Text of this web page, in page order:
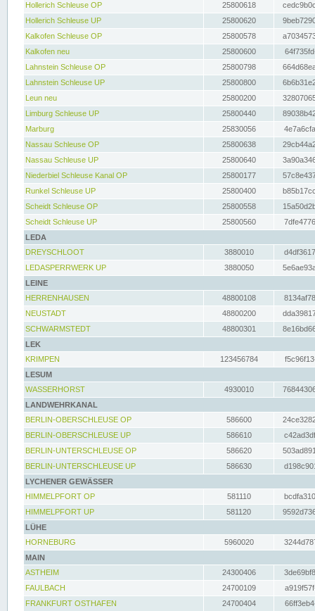
Hollerich Schleuse OP
25800618
Hollerich Schleuse UP
25800620
Kalkofen Schleuse OP
25800578
Kalkofen neu
25800600
Lahnstein Schleuse OP
25800798
Lahnstein Schleuse UP
25800800
Leun neu
25800200
Limburg Schleuse UP
25800440
Marburg
25830056
Nassau Schleuse OP
25800638
Nassau Schleuse UP
25800640
Niederbiel Schleuse Kanal OP
25800177
Runkel Schleuse UP
25800400
Scheidt Schleuse OP
25800558
Scheidt Schleuse UP
25800560
LEDA
DREYSCHLOOT
3880010
LEDASPERRWERK UP
3880050
LEINE
HERRENHAUSEN
48800108
NEUSTADT
48800200
SCHWARMSTEDT
48800301
LEK
KRIMPEN
123456784
LESUM
WASSERHORST
4930010
LANDWEHRKANAL
BERLIN-OBERSCHLEUSE OP
586600
BERLIN-OBERSCHLEUSE UP
586610
BERLIN-UNTERSCHLEUSE OP
586620
BERLIN-UNTERSCHLEUSE UP
586630
LYCHENER GEWÄSSER
HIMMELPFORT OP
581110
HIMMELPFORT UP
581120
LÜHE
HORNEBURG
5960020
MAIN
ASTHEIM
24300406
FAULBACH
24700109
FRANKFURT OSTHAFEN
24700404